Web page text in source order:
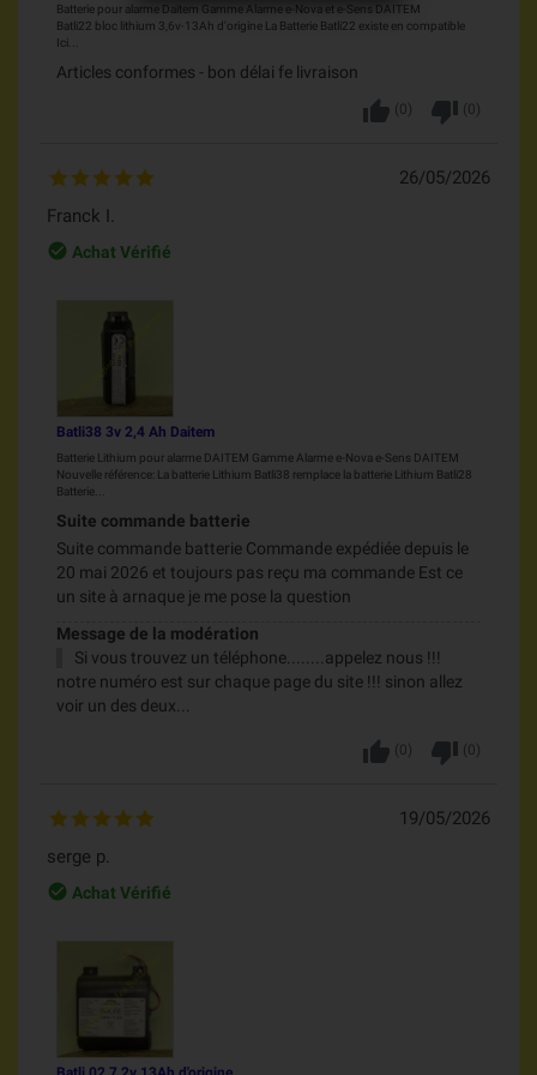
Batterie pour alarme Daitem Gamme Alarme e-Nova et e-Sens DAITEM
Batli22 bloc lithium 3,6v-13Ah d'origine La Batterie Batli22 existe en compatible
Ici...
Articles conformes - bon délai fe livraison
thumb_up (0 ) thumb_down (0 )
26/05/2026
Franck I.
check_circle_outline
Achat Vérifié
Batli38 3v 2,4 Ah Daitem
Batterie Lithium pour alarme DAITEM Gamme Alarme e-Nova e-Sens DAITEM
Nouvelle référence: La batterie Lithium Batli38 remplace la batterie Lithium Batli28
Batterie...
Suite commande batterie
Suite commande batterie Commande expédiée depuis le
20 mai 2026 et toujours pas reçu ma commande Est ce
un site à arnaque je me pose la question
Message de la modération
Si vous trouvez un téléphone........appelez nous !!!
notre numéro est sur chaque page du site !!! sinon allez
voir un des deux...
thumb_up (0 ) thumb_down (0 )
19/05/2026
serge p.
check_circle_outline
Achat Vérifié